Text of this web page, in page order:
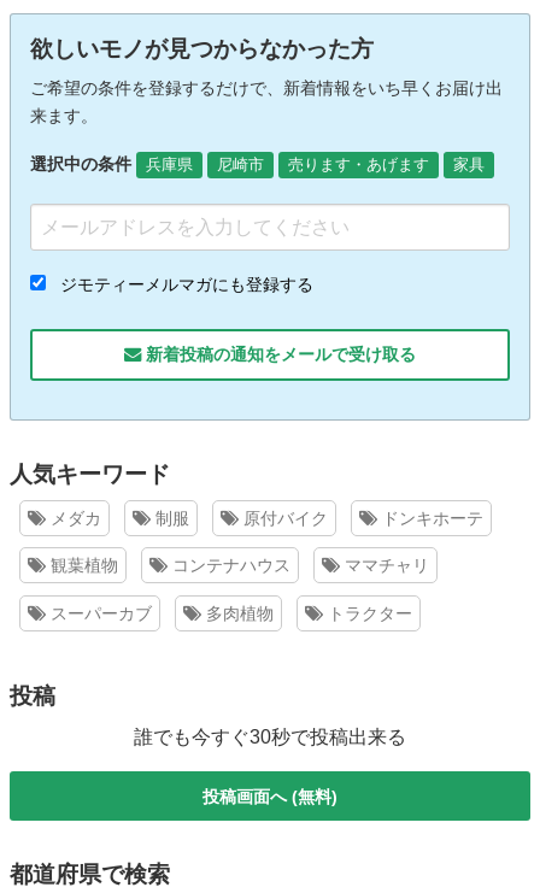
欲しいモノが見つからなかった方
ご希望の条件を登録するだけで、新着情報をいち早くお届け出
来ます。
選択中の条件 兵庫県 尼崎市 売ります・あげます 家具
ジモティーメルマガにも登録する
新着投稿の通知をメールで受け取る
人気キーワード
メダカ 制服 原付バイク ドンキホーテ
観葉植物 コンテナハウス ママチャリ
スーパーカブ 多肉植物 トラクター
投稿
誰でも今すぐ30秒で投稿出来る
投稿画面へ (無料)
都道府県で検索